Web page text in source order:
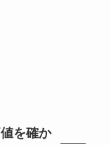
を確か